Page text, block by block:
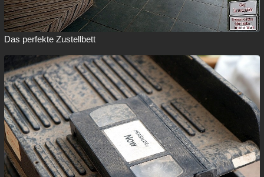
Das perfekte Zustellbett